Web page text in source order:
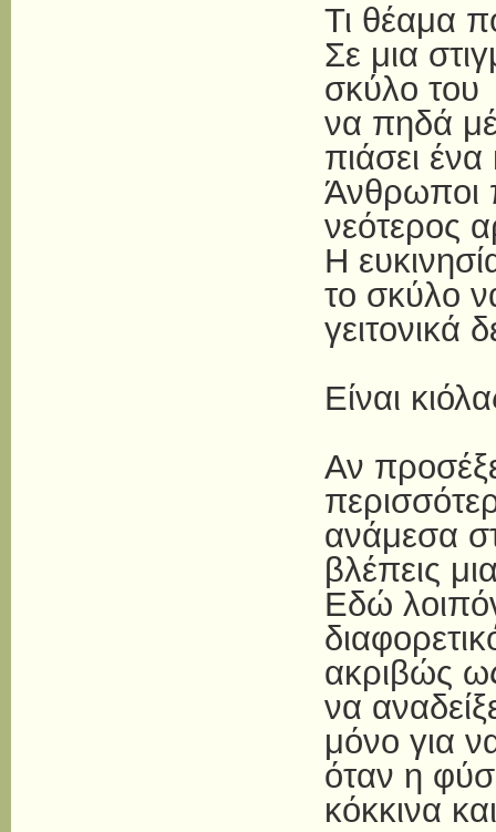
Τι θέαμα
Σε μια
σκύλο του
να πηδά
πιάσει
Άνθρωποι
νεότερος
Η
το σκύλο
γειτονικά
Είναι
Αν
ανάμεσα
βλέπεις
Εδώ
ακριβώς
να
μόνο για
όταν η
κόκκινα